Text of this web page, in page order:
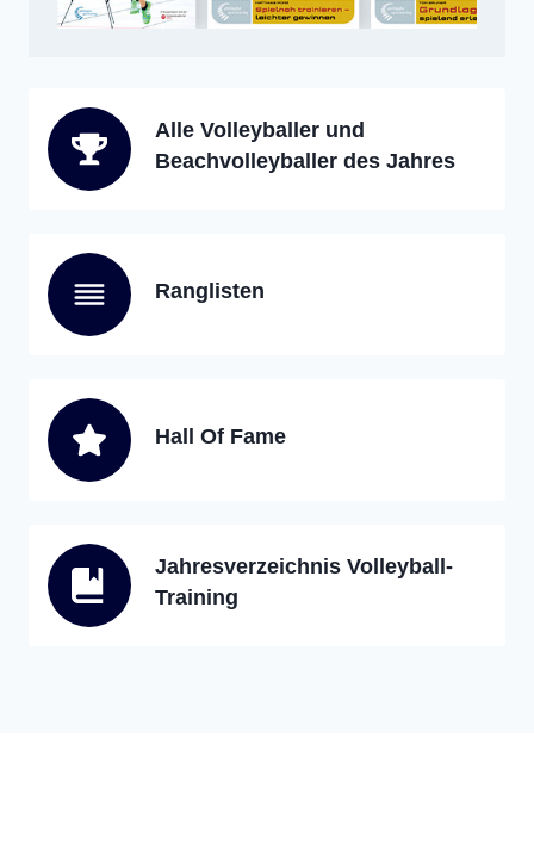
Alle Volleyballer und
Beachvolleyballer des Jahres
Ranglisten
Hall Of Fame
Jahresverzeichnis Volleyball-
Training